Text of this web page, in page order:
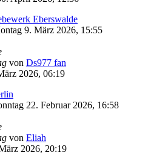
Eberswalde
9. März 2026, 15:55
von Ds977 fan
2026, 06:19
22. Februar 2026, 16:58
von Eliah
2026, 20:19